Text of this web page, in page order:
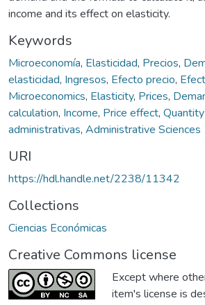
income and its effect on elasticity.
Keywords
Microeconomía, Elasticidad, Precios,
elasticidad, Ingresos, Efecto precio,
Microeconomics, Elasticity, Prices,
calculation, Income, Price effect,
administrativas, Administrative Sciences
URI
https://hdl.handle.net/2238/11342
Collections
Ciencias Económicas
Creative Commons license
Except where
item's license is